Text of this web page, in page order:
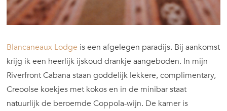
Blancaneaux Lodge is een afgelegen paradijs. Bij aankomst
krijg ik een heerlijk ijskoud drankje aangeboden. In mijn
Riverfront Cabana staan goddelijk lekkere, complimentary,
Creoolse koekjes met kokos en in de minibar staat
natuurlijk de beroemde Coppola-wijn. De kamer is